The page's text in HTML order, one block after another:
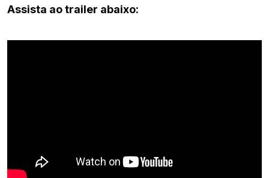
Assista ao trailer abaixo: